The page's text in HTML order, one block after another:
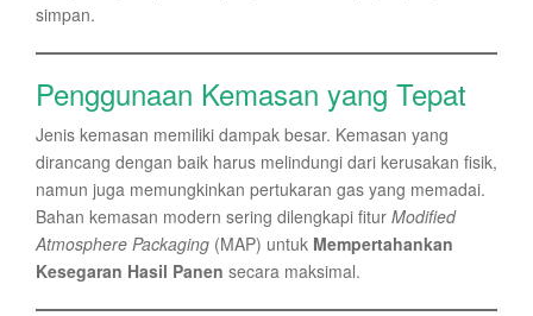
simpan.
Penggunaan Kemasan yang Tepat
Jenis kemasan memiliki dampak besar. Kemasan yang
dirancang dengan baik harus melindungi dari kerusakan fisik,
namun juga memungkinkan pertukaran gas yang memadai.
Bahan kemasan modern sering dilengkapi fitur Modified
Atmosphere Packaging (MAP) untuk Mempertahankan
Kesegaran Hasil Panen secara maksimal.